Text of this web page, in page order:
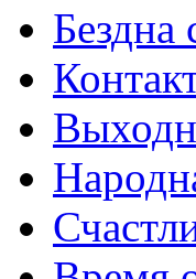
Бездна